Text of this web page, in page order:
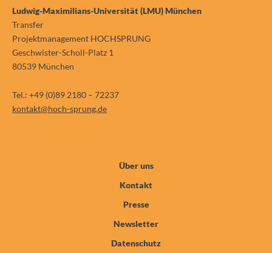
Ludwig-Maximilians-Universität (LMU) München
Transfer
Projektmanagement HOCHSPRUNG
Geschwister-Scholl-Platz 1
80539 München
Tel.: +49 (0)89 2180 – 72237
kontakt@hoch-sprung.de
Über uns
Kontakt
Presse
Newsletter
Datenschutz